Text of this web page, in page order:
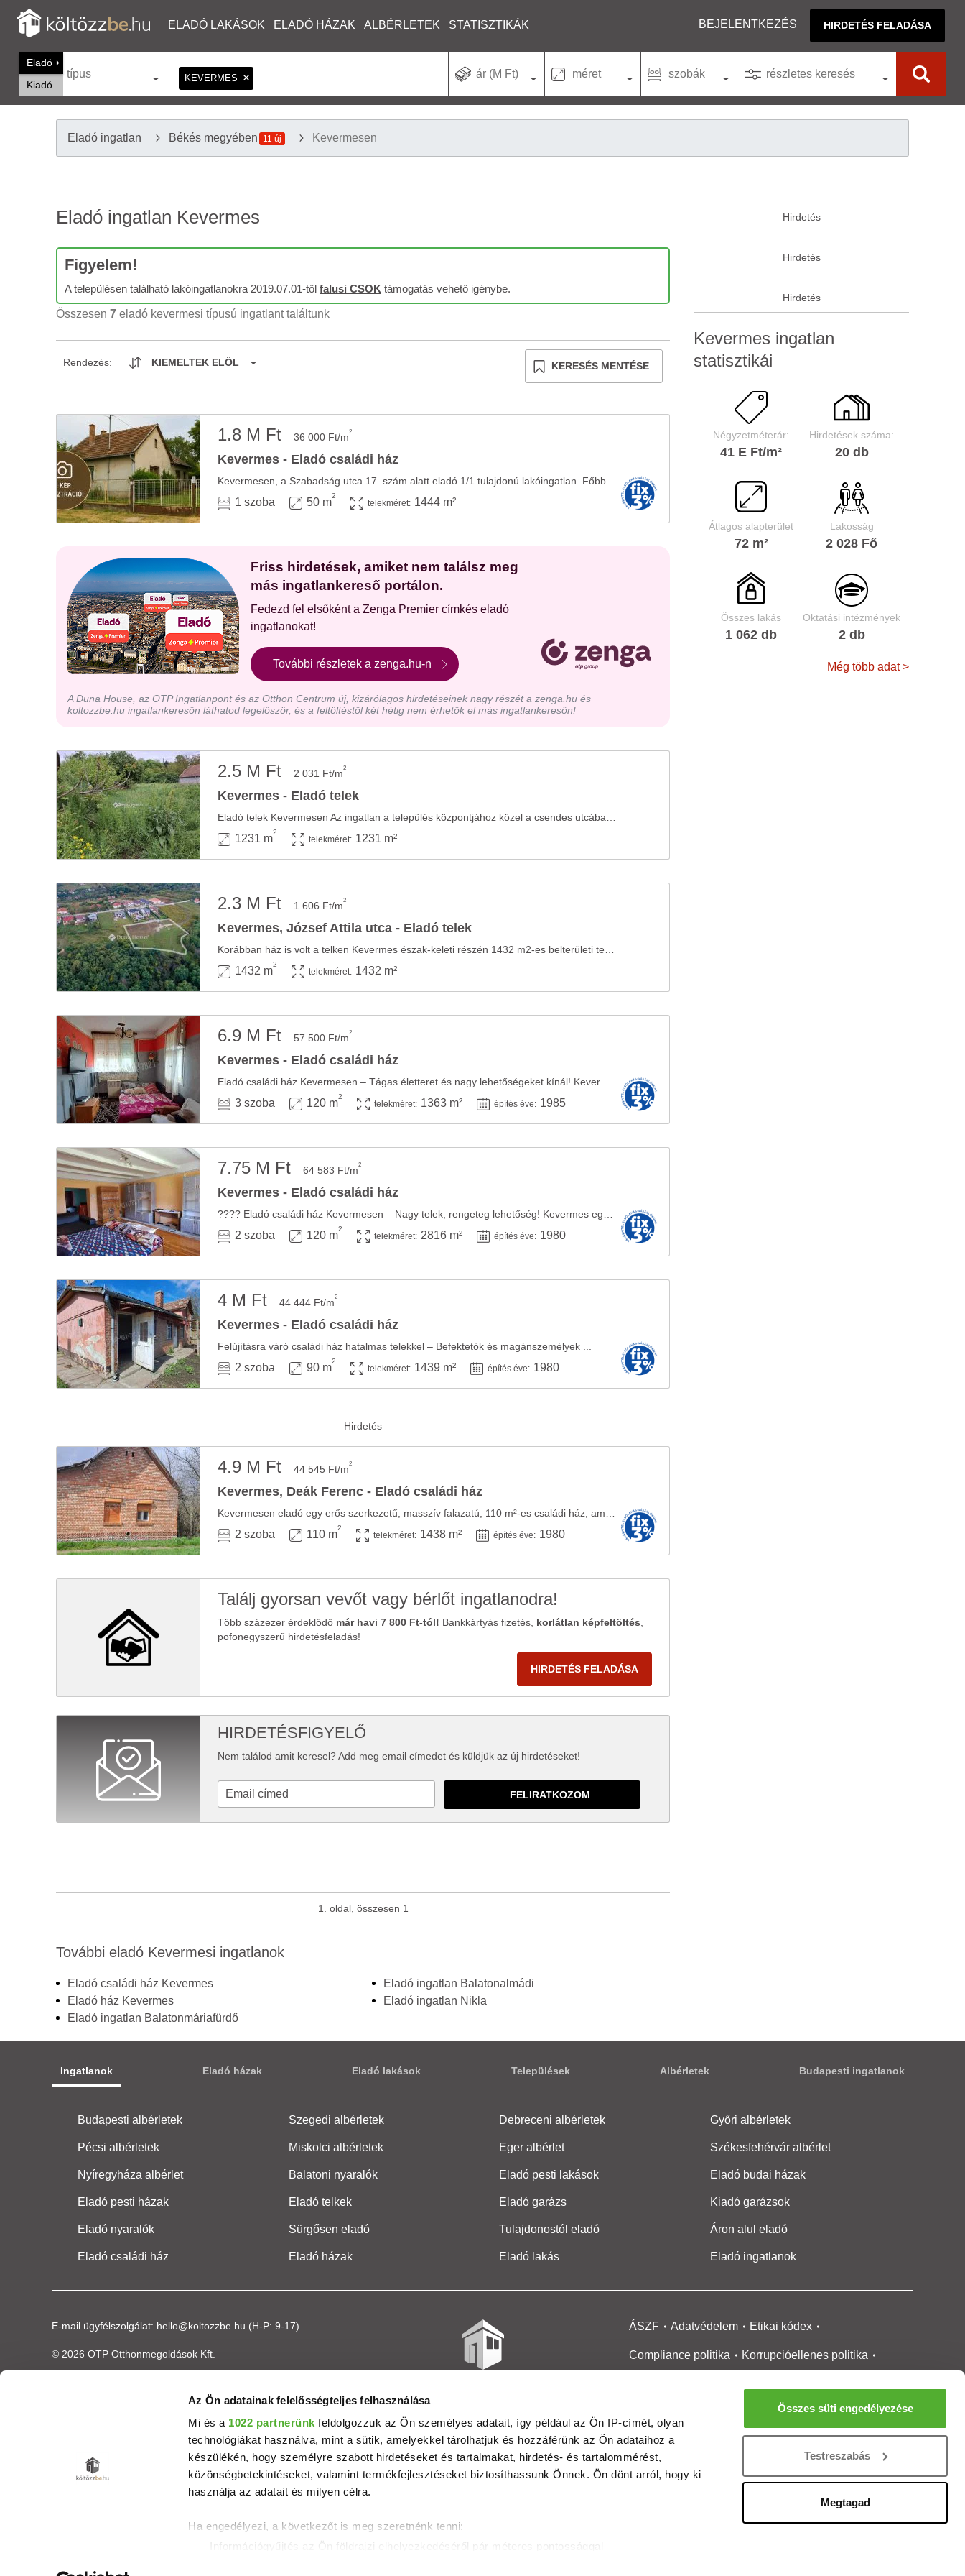
Az Ön adatainak felelősségteljes felhasználása
Mi és a 1022 partnerünk feldolgozzuk az Ön személyes adatait, így például az Ön IP-címét, olyan
technológiákat használva, mint a sütik, amelyekkel tárolhatjuk és hozzáférünk az Ön adataihoz a
készülékén, hogy személyre szabott hirdetéseket és tartalmakat, hirdetés- és tartalommérést,
közönségbetekintéseket, valamint termékfejlesztéseket biztosíthassunk Önnek. Ön dönt arról, hogy ki
használja az adatait és milyen célra.
Ha engedélyezi, a következőt is meg szeretnénk tenni:
Összes süti engedélyezése
Testreszabás
Megtagad
ELADÓ LAKÁSOK ELADÓ HÁZAK ALBÉRLETEK STATISZTIKÁK BEJELENTKEZÉS HIRDETÉS FELADÁSA
Eladó
Kiadó
típus KEVERMES ár (M Ft) méret szobák részletes keresés
Eladó ingatlan Békés megyében 11 új Kevermesen
Eladó ingatlan Kevermes
Figyelem!
A településen található lakóingatlanokra 2019.07.01-től falusi CSOK támogatás vehető igénybe.
Összesen 7 eladó kevermesi típusú ingatlant találtunk
Rendezés: KIEMELTEK ELÖL KERESÉS MENTÉSE
1.8 M Ft 36 000 Ft/m2
Kevermes - Eladó családi ház
1 szoba 50 m
2
telekméret: 1444 m²
Friss hirdetések, amiket nem találsz meg
más ingatlankereső portálon.
Fedezd fel elsőként a Zenga Premier címkés eladó
ingatlanokat!
További részletek a zenga.hu-n
A Duna House, az OTP Ingatlanpont és az Otthon Centrum új, kizárólagos hirdetéseinek nagy részét a zenga.hu és
koltozzbe.hu ingatlankeresőn láthatod legelőször, és a feltöltéstől két hétig nem érhetők el más ingatlankeresőn!
2.5 M Ft 2 031 Ft/m2
Kevermes - Eladó telek
1231 m
2
telekméret: 1231 m²
2.3 M Ft 1 606 Ft/m2
Kevermes, József Attila utca - Eladó telek
1432 m
2
telekméret: 1432 m²
6.9 M Ft 57 500 Ft/m2
Kevermes - Eladó családi ház
3 szoba 120 m
2
telekméret: 1363 m² építés éve: 1985
7.75 M Ft 64 583 Ft/m2
Kevermes - Eladó családi ház
2 szoba 120 m
2
telekméret: 2816 m² építés éve: 1980
4 M Ft 44 444 Ft/m2
Kevermes - Eladó családi ház
Felújításra váró családi ház hatalmas telekkel – Befektetők és magánszemélyek ...
2 szoba 90 m
2
telekméret: 1439 m² építés éve: 1980
4.9 M Ft 44 545 Ft/m2
Kevermes, Deák Ferenc - Eladó családi ház
2 szoba 110 m
2
telekméret: 1438 m² építés éve: 1980
Találj gyorsan vevőt vagy bérlőt ingatlanodra!
Több százezer érdeklődő már havi 7 800 Ft-tól! Bankkártyás fizetés, korlátlan képfeltöltés
pofonegyszerű hirdetésfeladás!
HIRDETÉS FELADÁSA
HIRDETÉSFIGYELŐ
Nem találod amit keresel? Add meg email címedet és küldjük az új hirdetéseket!
1. oldal, összesen 1
További eladó Kevermesi ingatlanok
Eladó családi ház Kevermes
Eladó ház Kevermes
Eladó ingatlan Balatonmáriafürdő
Eladó ingatlan Balatonalmádi
Eladó ingatlan Nikla
Kevermes ingatlan
statisztikái
Négyzetméterár:
41 E Ft/m²
Hirdetések száma:
20 db
Átlagos alapterület
72 m²
Lakosság
2 028 Fő
Összes lakás
1 062 db
Oktatási intézmények
2 db
Még több adat >
Ingatlanok Eladó házak Eladó lakások Települések Albérletek Budapesti ingatlanok
Budapesti albérletek Szegedi albérletek Debreceni albérletek Győri albérletek
Pécsi albérletek Miskolci albérletek Eger albérlet Székesfehérvár albérlet
Nyíregyháza albérlet Balatoni nyaralók Eladó pesti lakások Eladó budai házak
Eladó pesti házak Eladó telkek Eladó garázs Kiadó garázsok
Eladó nyaralók Sürgősen eladó Tulajdonostól eladó Áron alul eladó
Eladó családi ház Eladó házak Eladó lakás Eladó ingatlanok
E-mail ügyfélszolgálat: hello@koltozzbe.hu (H-P: 9-17)
© 2026 OTP Otthonmegoldások Kft.
ÁSZF Adatvédelem Etikai kódex
Compliance politika Korrupcióellenes politika
Médiaajánlat
Ingatlanközvetítőknek
Magánszemélyeknek
Új építésű lakások
Tartalommoderálási jelentés